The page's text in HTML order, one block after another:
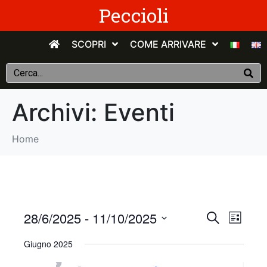
Peccioli
SCOPRI COME ARRIVARE
Archivi: Eventi
Home
E
v
C
r
E
E
e
28/6/2025 - 11/10/2025
e
Giugno 2025